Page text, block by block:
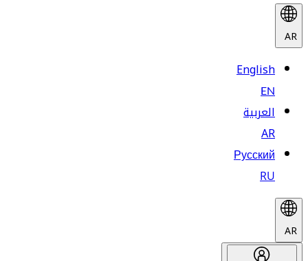
AR
English
EN
العربية
AR
Русский
RU
AR